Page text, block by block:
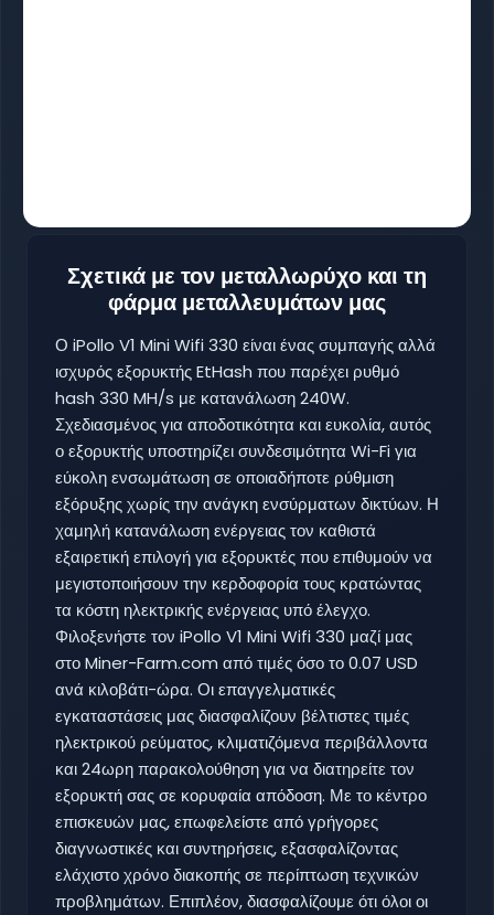
Σχετικά με τον μεταλλωρύχο και τη
φάρμα μεταλλευμάτων μας
Ο iPollo V1 Mini Wifi 330 είναι ένας συμπαγής αλλά
ισχυρός εξορυκτής EtHash που παρέχει ρυθμό
hash 330 MH/s με κατανάλωση 240W.
Σχεδιασμένος για αποδοτικότητα και ευκολία, αυτός
ο εξορυκτής υποστηρίζει συνδεσιμότητα Wi-Fi για
εύκολη ενσωμάτωση σε οποιαδήποτε ρύθμιση
εξόρυξης χωρίς την ανάγκη ενσύρματων δικτύων. Η
χαμηλή κατανάλωση ενέργειας τον καθιστά
εξαιρετική επιλογή για εξορυκτές που επιθυμούν να
μεγιστοποιήσουν την κερδοφορία τους κρατώντας
τα κόστη ηλεκτρικής ενέργειας υπό έλεγχο.
Φιλοξενήστε τον iPollo V1 Mini Wifi 330 μαζί μας
στο Miner-Farm.com από τιμές όσο το 0.07 USD
ανά κιλοβάτι-ώρα. Οι επαγγελματικές
εγκαταστάσεις μας διασφαλίζουν βέλτιστες τιμές
ηλεκτρικού ρεύματος, κλιματιζόμενα περιβάλλοντα
και 24ωρη παρακολούθηση για να διατηρείτε τον
εξορυκτή σας σε κορυφαία απόδοση. Με το κέντρο
επισκευών μας, επωφελείστε από γρήγορες
διαγνωστικές και συντηρήσεις, εξασφαλίζοντας
ελάχιστο χρόνο διακοπής σε περίπτωση τεχνικών
προβλημάτων. Επιπλέον, διασφαλίζουμε ότι όλοι οι